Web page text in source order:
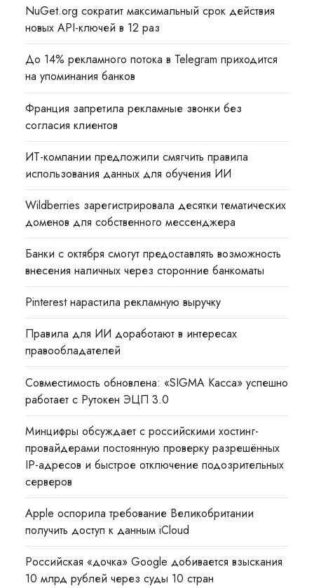
NuGet.org сократит максимальный срок действия
новых API-ключей в 12 раз
До 14% рекламного потока в Telegram приходится
на упоминания банков
Франция запретила рекламные звонки без
согласия клиентов
ИТ-компании предложили смягчить правила
использования данных для обучения ИИ
Wildberries зарегистрировала десятки тематических
доменов для собственного мессенджера
Банки с октября смогут предоставлять возможность
внесения наличных через сторонние банкоматы
Pinterest нарастила рекламную выручку
Правила для ИИ доработают в интересах
правообладателей
Совместимость обновлена: «SIGMA Касса» успешно
работает с Рутокен ЭЦП 3.0
Минцифры обсуждает с российскими хостинг-
провайдерами постоянную проверку разрешённых
IP-адресов и быстрое отключение подозрительных
серверов
Apple оспорила требование Великобритании
получить доступ к данным iCloud
Российская «дочка» Google добивается взыскания
10 млрд рублей через суды 10 стран